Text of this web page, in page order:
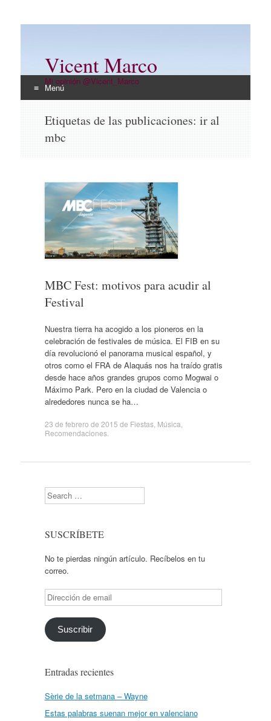
Vicent Marco
Mi opinión @Vicent_Marco
Menú
contenido
Etiquetas de las publicaciones: ir al
mbc
MBC Fest: motivos para acudir al
Festival
Nuestra tierra ha acogido a los pioneros en la
celebración de festivales de música. El FIB en su
día revolucionó el panorama musical español, y
otros como el FRA de Alaquás nos ha traído gratis
desde hace años grandes grupos como Mogwai o
Máximo Park. Pero en la ciudad de Valencia o
alrededores nunca se ha…
23 de febrero de 2015 de Fiestas, Música
Recomendaciones.
Search
SUSCRÍBETE
No te pierdas ningún artículo. Recíbelos en tu
correo.
Dirección
de
email
Suscribir
Entradas recientes
Sèrie de la setmana – Wayne
Estas palabras suenan mejor en valenciano